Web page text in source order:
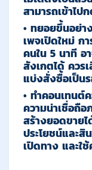
สามารถเข้าไป
• ทยอยขึ้นอย่า
เพจเปิดใหม่ ก
คนใน 5 นาที อ
สังเกตได้ ควร
แบ่งสั่งซื้อเป็น
• ทำคอนเทนต์
ความน่าเชื่อถื
สร้างยอดขาย
ประโยชน์และสิ
เปิดทาง และใ